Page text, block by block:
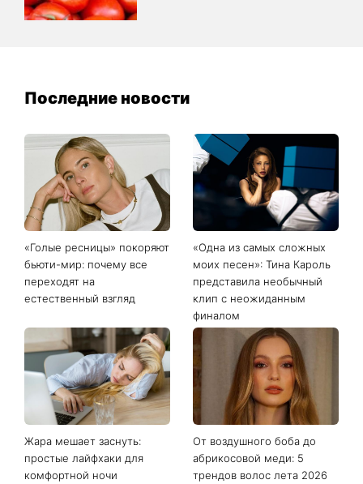
Последние новости
«Голые ресницы» покоряют
бьюти-мир: почему все
переходят на
естественный взгляд
«Одна из самых сложных
моих песен»: Тина Кароль
представила необычный
клип с неожиданным
финалом
Жара мешает заснуть:
простые лайфхаки для
комфортной ночи
От воздушного боба до
абрикосовой меди: 5
трендов волос лета 2026